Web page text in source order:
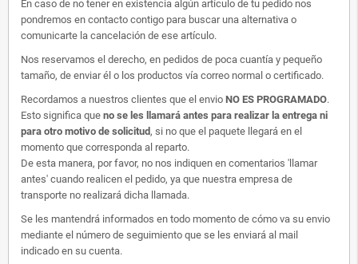
En caso de no tener en existencia algún artículo de tu pedido nos
pondremos en contacto contigo para buscar una alternativa o
comunicarte la cancelación de ese artículo.
Nos reservamos el derecho, en pedidos de poca cuantía y pequeño
tamaño, de enviar él o los productos vía correo normal o certificado.
Recordamos a nuestros clientes que el envio NO ES PROGRAMADO.
Esto significa que no se les llamará antes para realizar la entrega ni
para otro motivo de solicitud, si no que el paquete llegará en el
momento que corresponda al reparto.
De esta manera, por favor, no nos indiquen en comentarios 'llamar
antes' cuando realicen el pedido, ya que nuestra empresa de
transporte no realizará dicha llamada.
Se les mantendrá informados en todo momento de cómo va su envio
mediante el número de seguimiento que se les enviará al mail
indicado en su cuenta.